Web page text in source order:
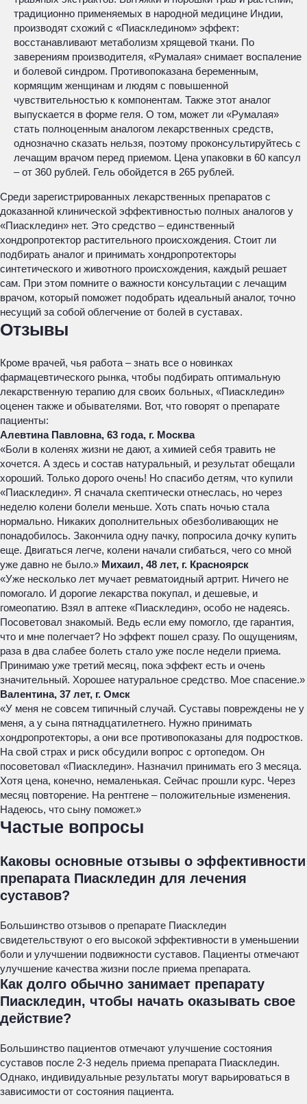
традиционно применяемых в народной медицине Индии,
производят схожий с «Пиаскледином» эффект:
восстанавливают метаболизм хрящевой ткани. По
заверениям производителя, «Румалая» снимает воспаление
и болевой синдром. Противопоказана беременным,
кормящим женщинам и людям с повышенной
чувствительностью к компонентам. Также этот аналог
выпускается в форме геля. О том, может ли «Румалая»
стать полноценным аналогом лекарственных средств,
однозначно сказать нельзя, поэтому проконсультируйтесь с
лечащим врачом перед приемом. Цена упаковки в 60 капсул
– от 360 рублей. Гель обойдется в 265 рублей.
Среди зарегистрированных лекарственных препаратов с
доказанной клинической эффективностью полных аналогов у
«Пиаскледин» нет. Это средство – единственный
хондропротектор растительного происхождения. Стоит ли
подбирать аналог и принимать хондропротекторы
синтетического и животного происхождения, каждый решает
сам. При этом помните о важности консультации с лечащим
врачом, который поможет подобрать идеальный аналог, точно
несущий за собой облегчение от болей в суставах.
Отзывы
Кроме врачей, чья работа – знать все о новинках
фармацевтического рынка, чтобы подбирать оптимальную
лекарственную терапию для своих больных, «Пиаскледин»
оценен также и обывателями. Вот, что говорят о препарате
пациенты:
Алевтина Павловна, 63 года, г. Москва
«Боли в коленях жизни не дают, а химией себя травить не
хочется. А здесь и состав натуральный, и результат обещали
хороший. Только дорого очень! Но спасибо детям, что купили
«Пиаскледин». Я сначала скептически отнеслась, но через
неделю колени болели меньше. Хоть спать ночью стала
нормально. Никаких дополнительных обезболивающих не
понадобилось. Закончила одну пачку, попросила дочку купить
еще. Двигаться легче, колени начали сгибаться, чего со мной
уже давно не было.» Михаил, 48 лет, г. Красноярск
«Уже несколько лет мучает ревматоидный артрит. Ничего не
помогало. И дорогие лекарства покупал, и дешевые, и
гомеопатию. Взял в аптеке «Пиаскледин», особо не надеясь.
Посоветовал знакомый. Ведь если ему помогло, где гарантия,
что и мне полегчает? Но эффект пошел сразу. По ощущениям,
раза в два слабее болеть стало уже после недели приема.
Принимаю уже третий месяц, пока эффект есть и очень
значительный. Хорошее натуральное средство. Мое спасение.»
Валентина, 37 лет, г. Омск
«У меня не совсем типичный случай. Суставы повреждены не у
меня, а у сына пятнадцатилетнего. Нужно принимать
хондропротекторы, а они все противопоказаны для подростков.
На свой страх и риск обсудили вопрос с ортопедом. Он
посоветовал «Пиаскледин». Назначил принимать его 3 месяца.
Хотя цена, конечно, немаленькая. Сейчас прошли курс. Через
месяц повторение. На рентгене – положительные изменения.
Надеюсь, что сыну поможет.»
Частые вопросы
Каковы основные отзывы о эффективности
препарата Пиаскледин для лечения
суставов?
Большинство отзывов о препарате Пиаскледин
свидетельствуют о его высокой эффективности в уменьшении
боли и улучшении подвижности суставов. Пациенты отмечают
улучшение качества жизни после приема препарата.
Как долго обычно занимает препарату
Пиаскледин, чтобы начать оказывать свое
действие?
Большинство пациентов отмечают улучшение состояния
суставов после 2-3 недель приема препарата Пиаскледин.
Однако, индивидуальные результаты могут варьироваться в
зависимости от состояния пациента.